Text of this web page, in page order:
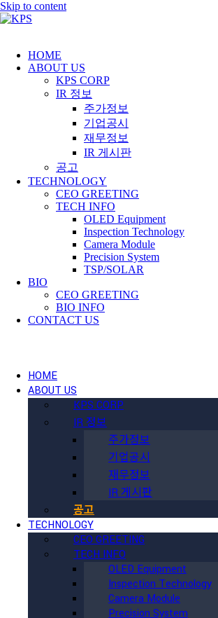
Skip to content
HOME
ABOUT US
KPS CORP
IR 정보
주가정보
기업공시
재무정보
IR 게시판
공고
TECHNOLOGY
CEO GREETING
TECH INFO
OLED Equipment
Inspection Technology
Camera Module
Precision System
TSP/SOLAR
BIO
CEO GREETING
BIO INFO
CONTACT US
HOME
ABOUT US
KPS CORP
IR 정보
주가정보
기업공시
재무정보
IR 게시판
공고
TECHNOLOGY
CEO GREETING
TECH INFO
OLED Equipment
Inspection Technology
Camera Module
Precision System